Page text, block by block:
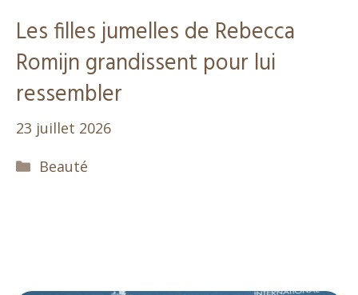
Les filles jumelles de Rebecca
Romijn grandissent pour lui
ressembler
23 juillet 2026
Catégories
Beauté